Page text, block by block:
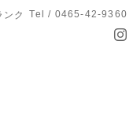
ク Tel / 0465-42-9360